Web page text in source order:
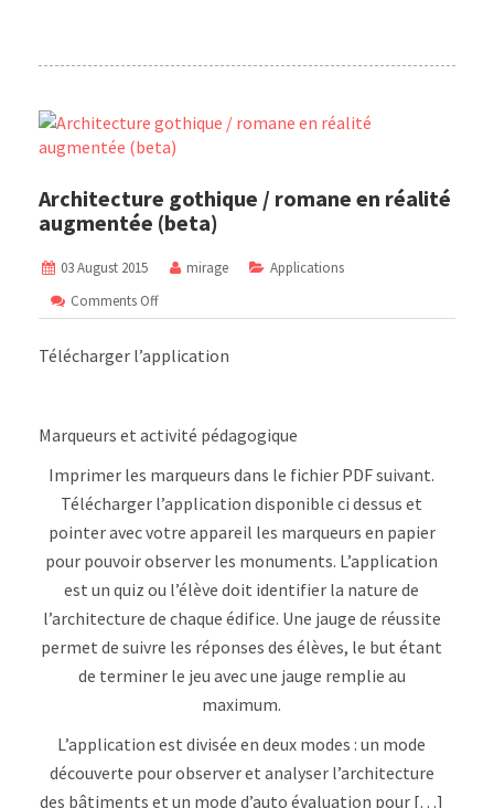
Architecture gothique / romane en réalité
augmentée (beta)
03 August 2015 mirage
Applications
Comments Offon
Architecture
/
augmentée
Télécharger l’application
Marqueurs et activité pédagogique
Imprimer les marqueurs dans le fichier PDF suivant.
Télécharger l’application disponible ci dessus et
pointer avec votre appareil les marqueurs en papier
pour pouvoir observer les monuments. L’application
est un quiz ou l’élève doit identifier la nature de
l’architecture de chaque édifice. Une jauge de réussite
permet de suivre les réponses des élèves, le but étant
de terminer le jeu avec une jauge remplie au
maximum.
L’application est divisée en deux modes : un mode
découverte pour observer et analyser l’architecture
des bâtiments et un mode d’auto évaluation pour […]